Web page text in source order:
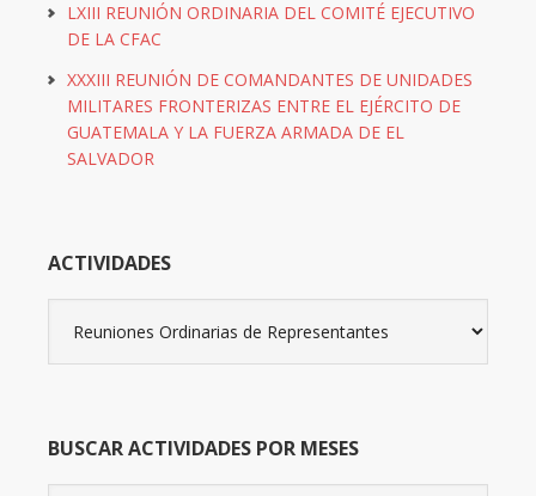
LXIII REUNIÓN ORDINARIA DEL COMITÉ EJECUTIVO
DE LA CFAC
XXXIII REUNIÓN DE COMANDANTES DE UNIDADES
MILITARES FRONTERIZAS ENTRE EL EJÉRCITO DE
GUATEMALA Y LA FUERZA ARMADA DE EL
SALVADOR
ACTIVIDADES
BUSCAR ACTIVIDADES POR MESES